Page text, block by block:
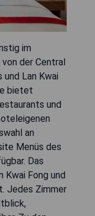
im
der Central
Lan Kwai
bietet
und
an
Menüs des
Das
Kwai Fong und
Jedes Zimmer